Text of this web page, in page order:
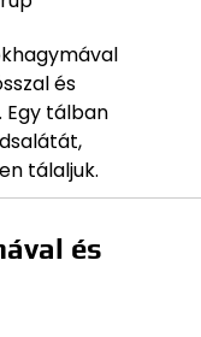
és
Egy tálban
tálaljuk.
és